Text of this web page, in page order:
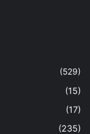
(529)
(15)
(17)
(235)